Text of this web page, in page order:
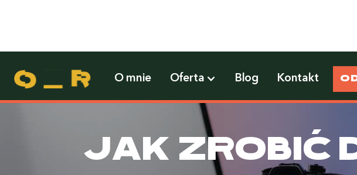
O mnie Oferta Blog Kontakt
Jak zrobić